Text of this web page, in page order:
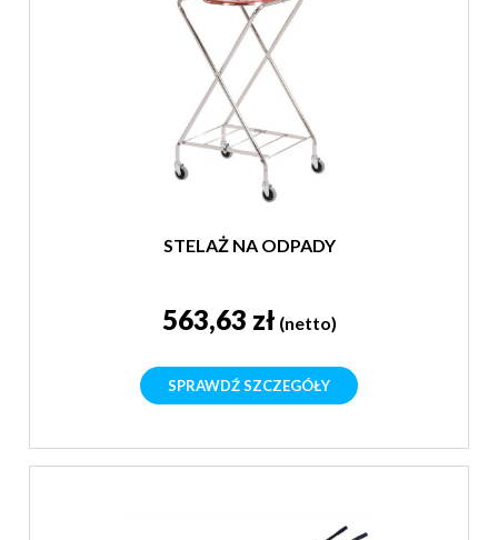
STELAŻ NA ODPADY
563,63 zł (netto)
SPRAWDŹ SZCZEGÓŁY